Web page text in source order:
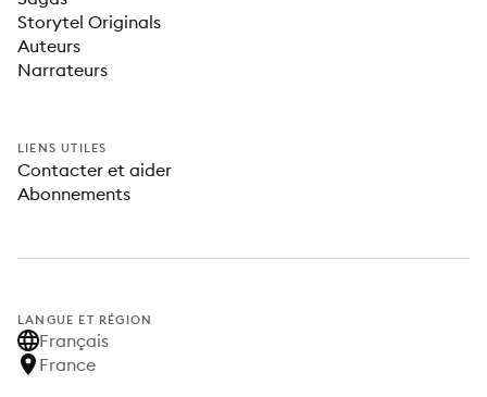
Storytel Originals
Auteurs
Narrateurs
LIENS UTILES
Contacter et aider
Abonnements
LANGUE ET RÉGION
Français
France